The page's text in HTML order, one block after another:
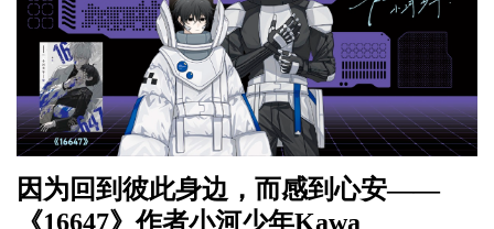
因为回到彼此身边，而感到心安——
《16647》作者小河少年Kawa